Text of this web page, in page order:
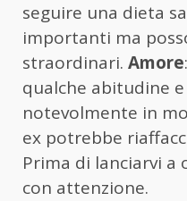
seguire una dieta
importanti ma
straordinari. Amore
qualche abitudine
notevolmente in
ex potrebbe
Prima di lanciarvi a
con attenzione.